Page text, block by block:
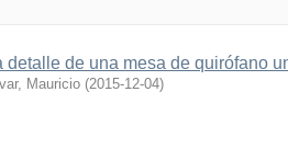
detalle de una mesa de quirófano
Mauricio (2015-12-04)